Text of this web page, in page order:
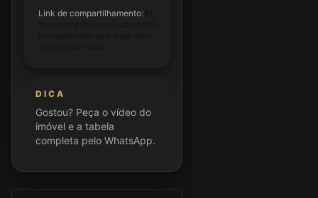
Link de compartilhamento:
DICA
Gostou? Peça o vídeo do
imóvel e a tabela
completa pelo WhatsApp.